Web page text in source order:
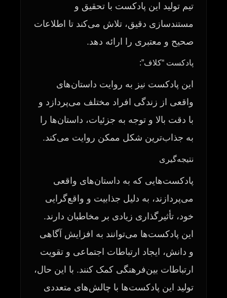
تیم تولید این پادکست با تحقیق و
مستندسازی دقیق، تلاش می‌کند تا اطلاعات
صحیح و معتبری را ارائه دهد.
پادکست “کلاف”:
این پادکست نیز به روایت داستان‌های
واقعی از زندگی افراد مختلف می‌پردازد و
با دقت بالا و توجه به جزئیات، داستان‌ها را
به جذاب‌ترین شکل ممکن روایت می‌کند.
نتیجه‌گیری
پادکست‌هایی که به داستان‌های واقعی
می‌پردازند، به دلیل جذابیت و واقع‌گرایی
خود، تأثیرگذاری زیادی بر مخاطبان دارند.
این پادکست‌ها می‌توانند به افزایش آگاهی
و دانش، ایجاد ارتباطات اجتماعی و تقویت
ارتباطات بین‌فرهنگی کمک کنند. با این حال،
تولید این پادکست‌ها با چالش‌های متعددی